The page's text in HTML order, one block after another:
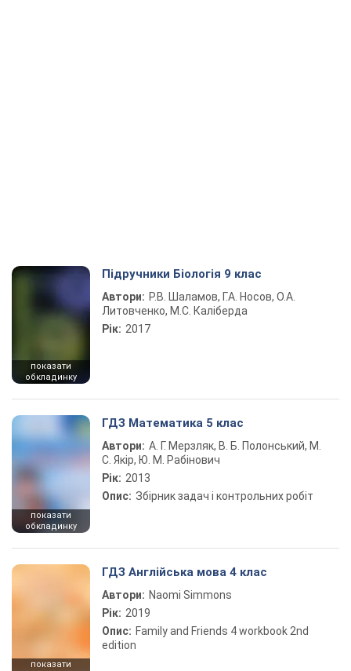
показати
обкладинку
Підручники Біологія 9 клас
Автори: Р.В. Шаламов, Г.А. Носов, О.А.
Литовченко, М.С. Каліберда
Рік: 2017
показати
обкладинку
ГДЗ Математика 5 клас
Автори: А. Г. Мерзляк, В. Б. Полонський, М.
С. Якір, Ю. М. Рабінович
Рік: 2013
Опис: Збірник задач і контрольних робіт
показати
ГДЗ Англійська мова 4 клас
Автори: Naomi Simmons
Рік: 2019
Опис: Family and Friends 4 workbook 2nd
edition